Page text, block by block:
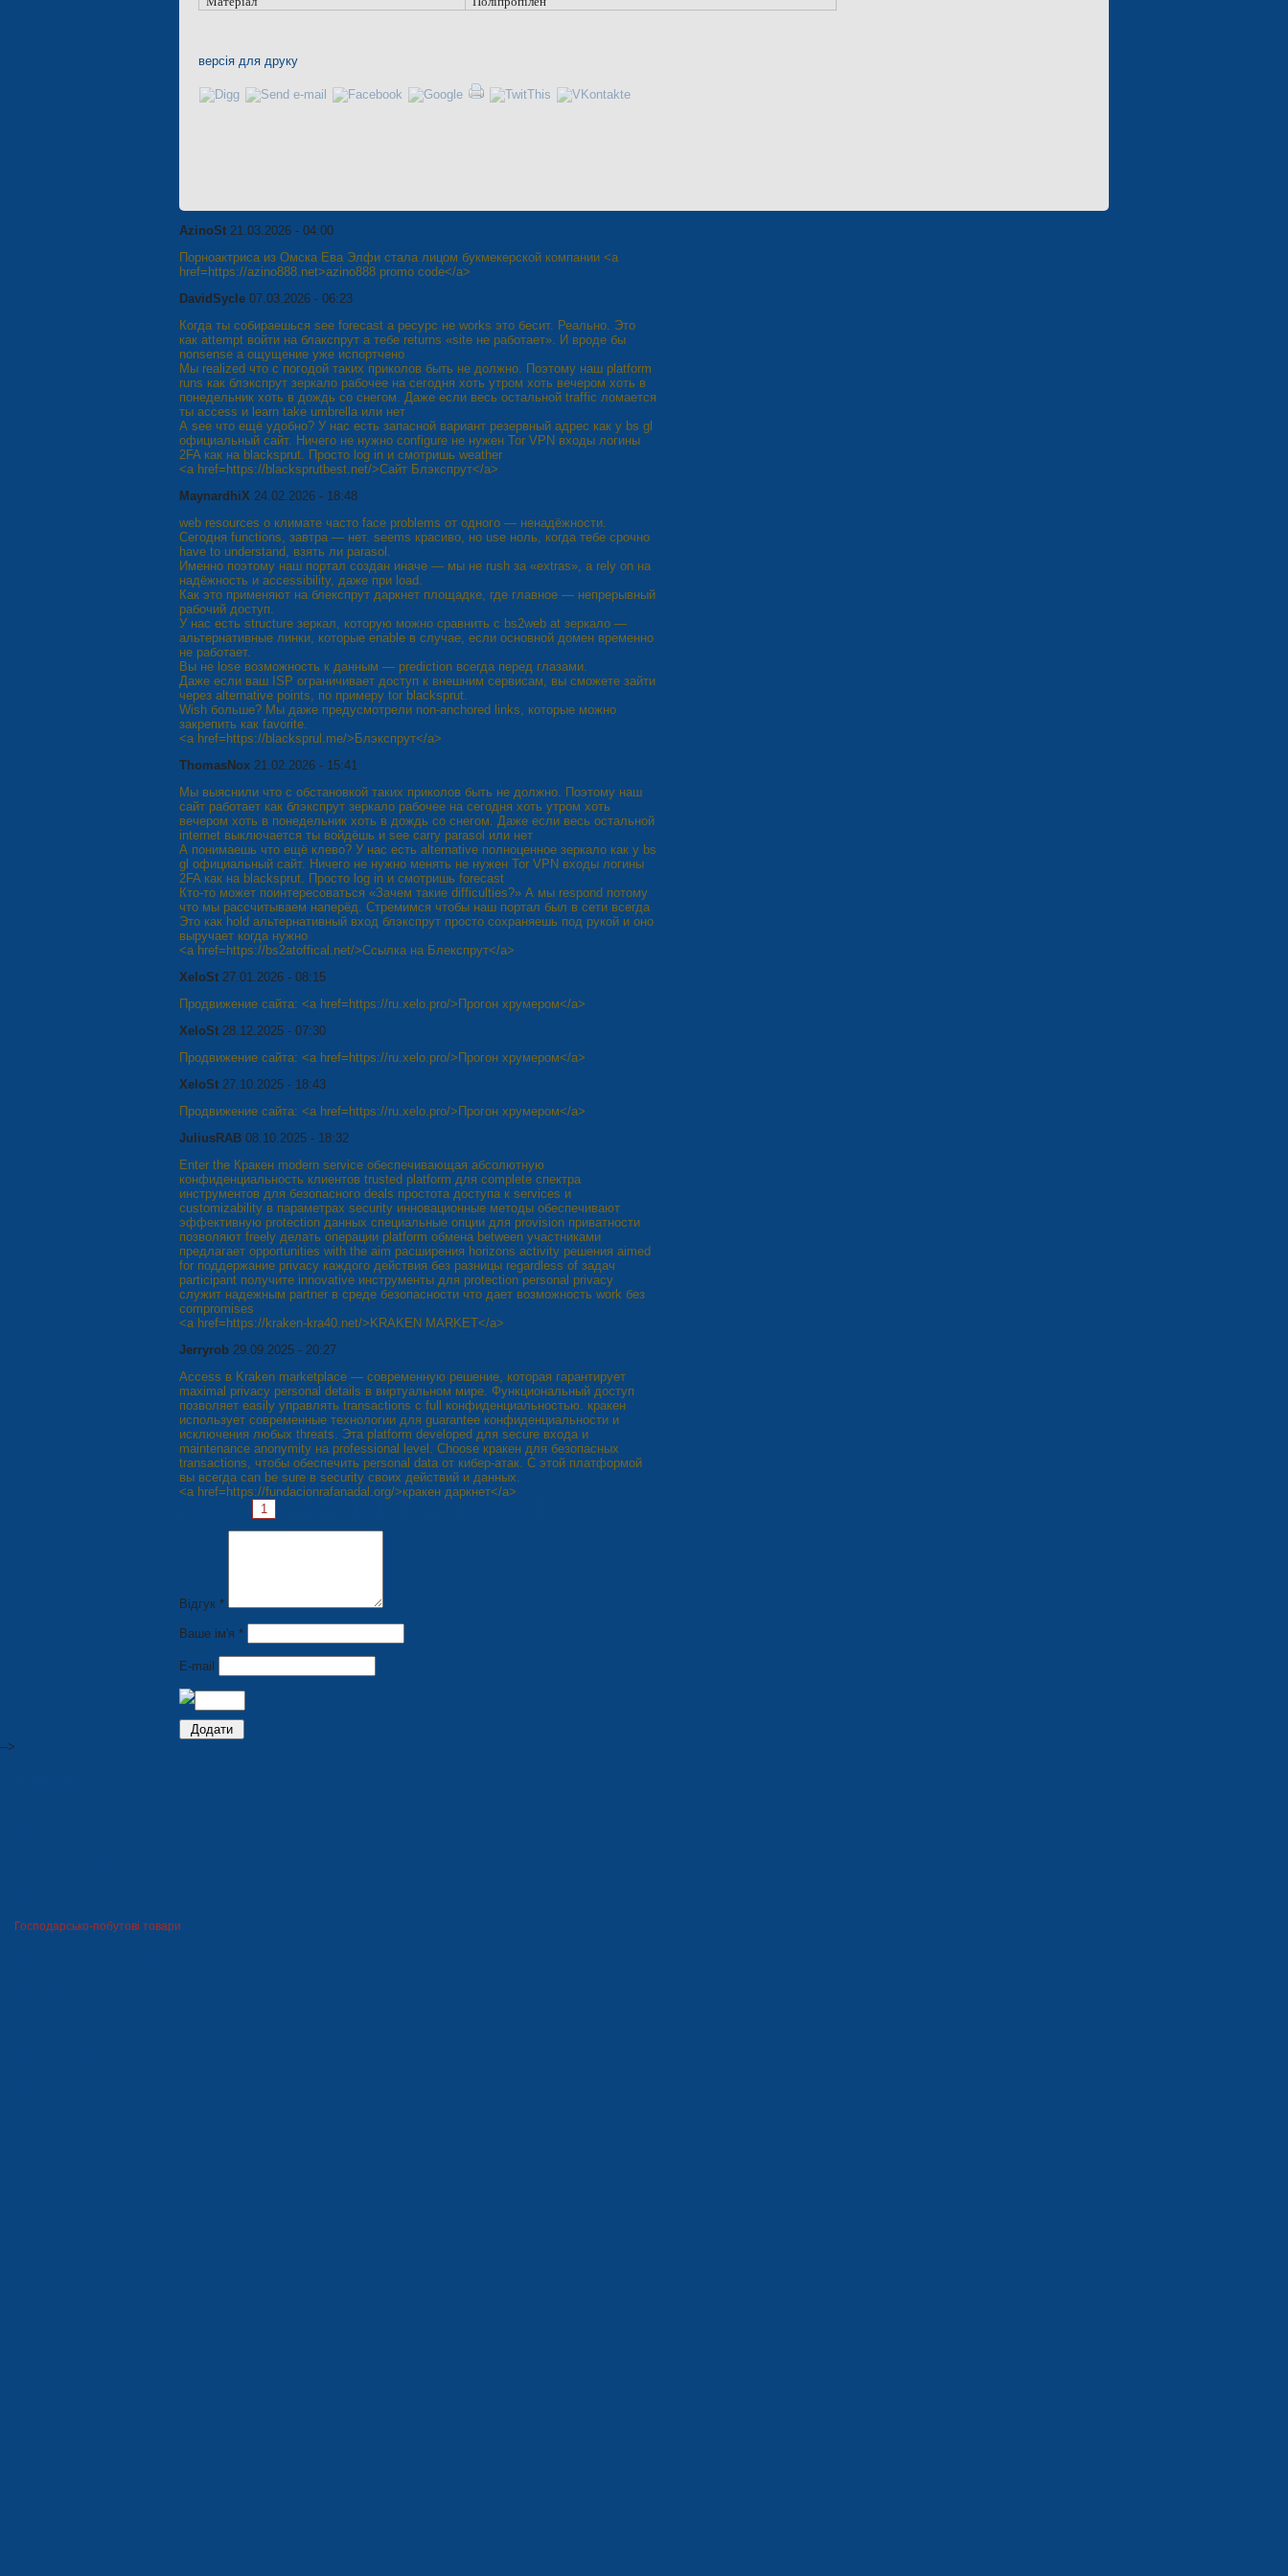
версія для друку
AzinoSt 21.03.2026 - 04:00
Порноактриса из Омска Ева Элфи стала лицом букмекерской компании <a
href=https://azino888.net>azino888 promo code</a>
DavidSycle 07.03.2026 - 06:23
Когда ты собираешься see forecast а ресурс не works это бесит. Реально. Это
как attempt войти на блакспрут а тебе returns «site не работает». И вроде бы
nonsense а ощущение уже испортчено
Мы realized что с погодой таких приколов быть не должно. Поэтому наш platform
runs как блэкспрут зеркало рабочее на сегодня хоть утром хоть вечером хоть в
понедельник хоть в дождь со снегом. Даже если весь остальной traffic ломается
ты access и learn take umbrella или нет
А see что ещё удобно? У нас есть запасной вариант резервный адрес как у bs gl
официальный сайт. Ничего не нужно configure не нужен Tor VPN входы логины
2FA как на blacksprut. Просто log in и смотришь weather
<a href=https://blacksprutbest.net/>Сайт Блэкспрут</a>
MaynardhiX 24.02.2026 - 18:48
web resources о климате часто face problems от одного — ненадёжности.
Сегодня functions, завтра — нет. seems красиво, но use ноль, когда тебе срочно
have to understand, взять ли parasol.
Именно поэтому наш портал создан иначе — мы не rush за «extras», а rely on на
надёжность и accessibility, даже при load.
Как это применяют на блекспрут даркнет площадке, где главное — непрерывный
рабочий доступ.
У нас есть structure зеркал, которую можно сравнить с bs2web at зеркало —
альтернативные линки, которые enable в случае, если основной домен временно
не работает.
Вы не lose возможность к данным — prediction всегда перед глазами.
Даже если ваш ISP ограничивает доступ к внешним сервисам, вы сможете зайти
через alternative points, по примеру tor blacksprut.
Wish больше? Мы даже предусмотрели non-anchored links, которые можно
закрепить как favorite.
<a href=https://blacksprul.me/>Блэкспрут</a>
ThomasNox 21.02.2026 - 15:41
Мы выяснили что с обстановкой таких приколов быть не должно. Поэтому наш
сайт работает как блэкспрут зеркало рабочее на сегодня хоть утром хоть
вечером хоть в понедельник хоть в дождь со снегом. Даже если весь остальной
internet выключается ты войдёшь и see carry parasol или нет
А понимаешь что ещё клево? У нас есть alternative полноценное зеркало как у bs
gl официальный сайт. Ничего не нужно менять не нужен Tor VPN входы логины
2FA как на blacksprut. Просто log in и смотришь forecast
Кто-то может поинтересоваться «Зачем такие difficulties?» А мы respond потому
что мы рассчитываем наперёд. Стремимся чтобы наш портал был в сети всегда
Это как hold альтернативный вход блэкспрут просто сохраняешь под рукой и оно
выручает когда нужно
<a href=https://bs2atoffical.net/>Ссылка на Блекспрут</a>
XeloSt 27.01.2026 - 08:15
Продвижение сайта: <a href=https://ru.xelo.pro/>Прогон хрумером</a>
XeloSt 28.12.2025 - 07:30
Продвижение сайта: <a href=https://ru.xelo.pro/>Прогон хрумером</a>
XeloSt 27.10.2025 - 18:43
Продвижение сайта: <a href=https://ru.xelo.pro/>Прогон хрумером</a>
JuliusRAB 08.10.2025 - 18:32
Enter the Кракен modern service обеспечивающая абсолютную
конфиденциальность клиентов trusted platform для complete спектра
инструментов для безопасного deals простота доступа к services и
customizability в параметрах security инновационные методы обеспечивают
эффективную protection данных специальные опции для provision приватности
позволяют freely делать операции platform обмена between участниками
предлагает opportunities with the aim расширения horizons activity решения aimed
for поддержание privacy каждого действия без разницы regardless of задач
participant получите innovative инструменты для protection personal privacy
служит надежным partner в среде безопасности что дает возможность work без
compromises
<a href=https://kraken-kra40.net/>KRAKEN MARKET</a>
Jerryrob 29.09.2025 - 20:27
Access в Kraken marketplace — современную решение, которая гарантирует
maximal privacy personal details в виртуальном мире. Функциональный доступ
позволяет easily управлять transactions с full конфиденциальностью. кракен
использует современные технологии для guarantee конфиденциальности и
исключения любых threats. Эта platform developed для secure входа и
maintenance anonymity на professional level. Choose кракен для безопасных
transactions, чтобы обеспечить personal data от кибер-атак. С этой платформой
вы всегда can be sure в security своих действий и данных.
<a href=https://fundacionrafanadal.org/>кракен даркнет</a>
1
Відгук *
Ваше ім'я *
E-mail
-->
Господарсько-побутові товари